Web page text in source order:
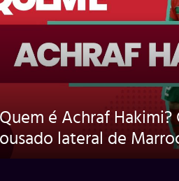
é Achraf Hakimi?
ousado lateral de